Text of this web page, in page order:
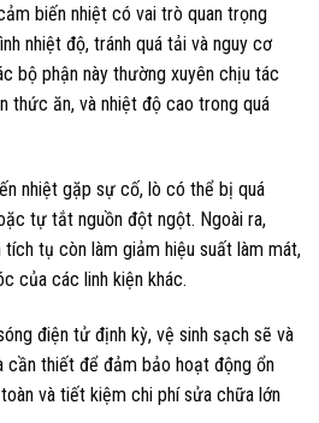
biến nhiệt có vai trò quan trọng
nhiệt độ, tránh quá tải và nguy cơ
bộ phận này thường xuyên chịu tác
thức ăn, và nhiệt độ cao trong quá
nhiệt gặp sự cố, lò có thể bị quá
tự tắt nguồn đột ngột. Ngoài ra,
tụ còn làm giảm hiệu suất làm mát,
của các linh kiện khác.
điện tử định kỳ, vệ sinh sạch sẽ và
cần thiết để đảm bảo hoạt động ổn
và tiết kiệm chi phí sửa chữa lớn